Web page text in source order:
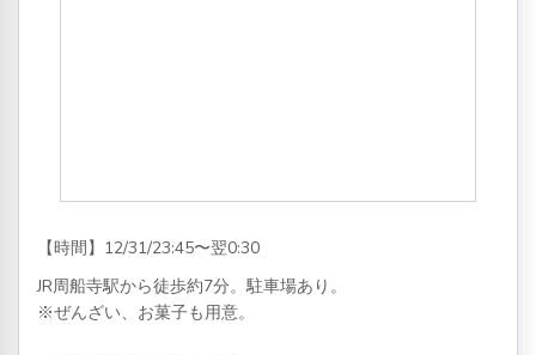
【時間】12/31/23:45〜翌0:30
JR周船寺駅から徒歩約7分。駐車場あり。
※ぜんざい、お菓子も用意。